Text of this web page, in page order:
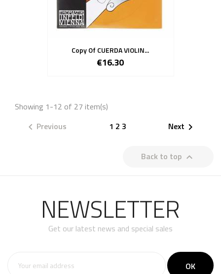
Copy Of CUERDA VIOLIN...
€16.30
Showing 1-12 of 27 item(s)
 Previous 1 2 3 Next 
Back to top 
NEWSLETTER
Get our latest news and special sales